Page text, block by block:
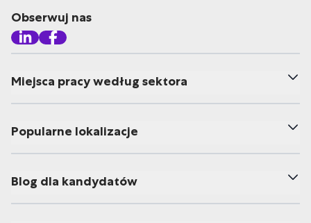
Obserwuj nas
Miejsca pracy według sektora
Popularne lokalizacje
Blog dla kandydatów